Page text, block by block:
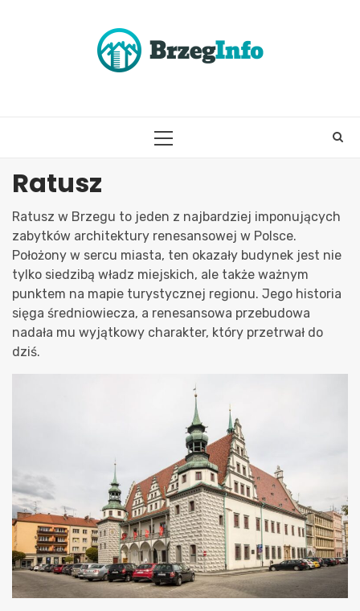
PRIMARY
Ratusz
Ratusz w Brzegu to jeden z najbardziej imponujących
zabytków architektury renesansowej w Polsce.
Położony w sercu miasta, ten okazały budynek jest nie
tylko siedzibą władz miejskich, ale także ważnym
punktem na mapie turystycznej regionu. Jego historia
sięga średniowiecza, a renesansowa przebudowa
nadała mu wyjątkowy charakter, który przetrwał do
dziś.